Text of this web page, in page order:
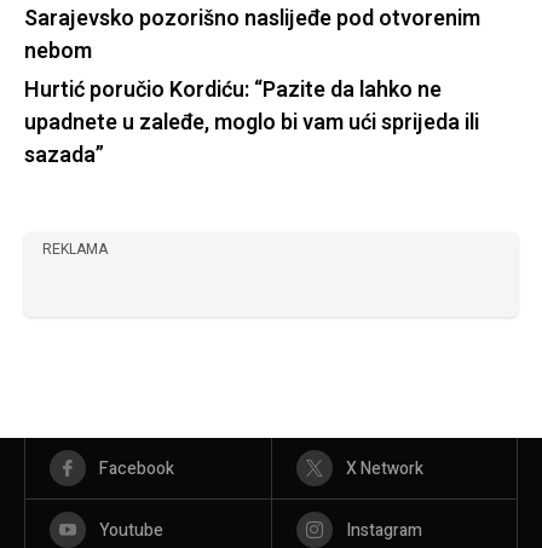
Sarajevsko pozorišno naslijeđe pod otvorenim
nebom
Hurtić poručio Kordiću: “Pazite da lahko ne
upadnete u zaleđe, moglo bi vam ući sprijeda ili
sazada”
REKLAMA
Facebook X Network
Youtube Instagram